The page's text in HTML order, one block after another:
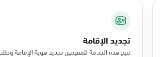
تجديد الإقامة
تتيح هذه الخدمة للمقيمين تجديد هوية الإقامة